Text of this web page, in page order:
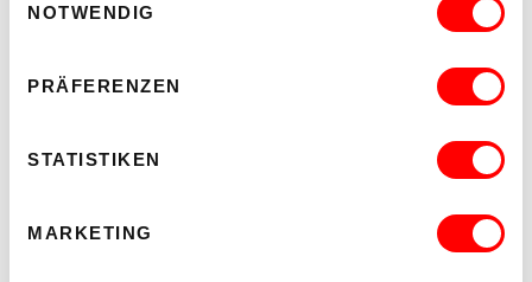
NOTWENDIG
PRÄFERENZEN
STATISTIKEN
MARKETING
KEX RESIDENZ